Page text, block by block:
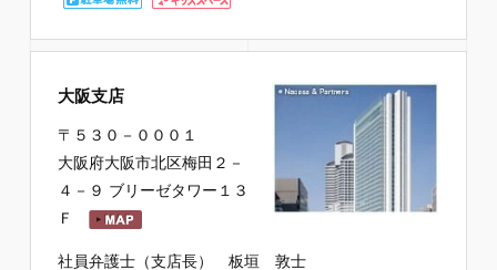
大阪支店
〒５３０－０００１
大阪府大阪市北区梅田２－
４－９ ブリーゼタワー１３
Ｆ
社員弁護士（支店長） 板垣 敦士